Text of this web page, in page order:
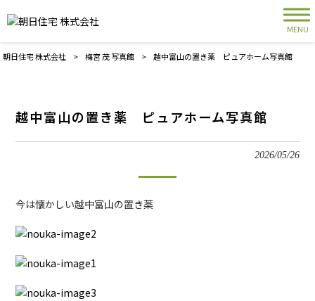
MENU
朝日住宅 株式会社 > 梅宮 茂 写真館 > 越中富山の置き薬 ピュアホーム写真館
越中富山の置き薬 ピュアホーム写真館
2026/05/26
今は懐かしい越中富山の置き薬